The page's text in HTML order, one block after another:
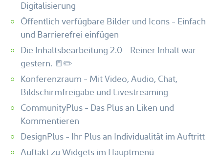
Digitalisierung
Öffentlich verfügbare Bilder und Icons - Einfach
und Barrierefrei einfügen
Die Inhaltsbearbeitung 2.0 - Reiner Inhalt war
gestern. 📒✏️
Konferenzraum - Mit Video, Audio, Chat,
Bildschirmfreigabe und Livestreaming
CommunityPlus - Das Plus an Liken und
Kommentieren
DesignPlus - Ihr Plus an Individualität im Auftritt
Auftakt zu Widgets im Hauptmenü